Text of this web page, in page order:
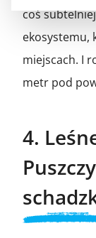
coś
ekosystemu,
miejscach. I
metr pod
4.